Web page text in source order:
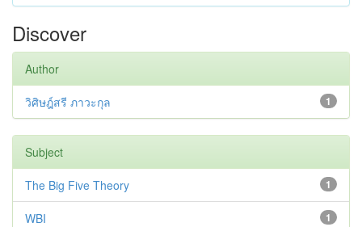
Discover
Author
1
วิศิษฎ์สรี ภาวะกุล
Subject
1
The Big Five Theory
1
WBI